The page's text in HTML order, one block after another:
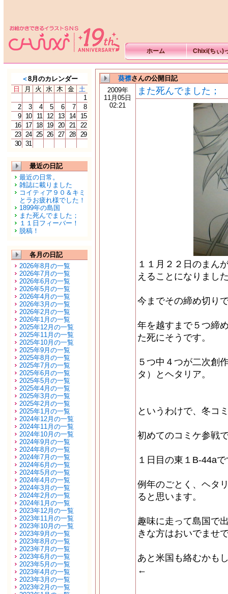
ホーム Chixi(ちぃ)
＜8月のカレンダー
日
月 火 水 木 金 土
1
2
3 4 5 6 7
8
9
10 11 12 13 14
15
16
17 18 19 20 21
22
23 24 25 26 27 28
29
30 31
最近の日記
最近の日常。
雑誌に載りました
コイティア９０＆キミ
とラお疲れ様でした！
1899年の島国
また死んでました；
１１日フィーバー！
脱稿！
各月の日記
2026年8月の一覧
2026年7月の一覧
2026年6月の一覧
2026年5月の一覧
2026年4月の一覧
2026年3月の一覧
2026年2月の一覧
2026年1月の一覧
2025年12月の一覧
2025年11月の一覧
2025年10月の一覧
2025年9月の一覧
2025年8月の一覧
2025年7月の一覧
2025年6月の一覧
2025年5月の一覧
2025年4月の一覧
2025年3月の一覧
2025年2月の一覧
2025年1月の一覧
2024年12月の一覧
2024年11月の一覧
2024年10月の一覧
2024年9月の一覧
2024年8月の一覧
2024年7月の一覧
2024年6月の一覧
2024年5月の一覧
2024年4月の一覧
2024年3月の一覧
2024年2月の一覧
2024年1月の一覧
2023年12月の一覧
2023年11月の一覧
2023年10月の一覧
2023年9月の一覧
2023年8月の一覧
2023年7月の一覧
2023年6月の一覧
2023年5月の一覧
2023年4月の一覧
2023年3月の一覧
2023年2月の一覧
葵襟さんの公開日記
2009年
11月05日
02:21
また死んでました；
１１月２２日のまん
えることになりまし
今までその締め切り
年を越すまで５つ締
た死にそうです。
５つ中４つが二次創
タ）とヘタリア。
というわけで、冬コ
初めてのコミケ参戦
１日目の東１B-44a
例年のごとく、ヘタ
ると思います。
趣味に走って島国で
きな方はおいでませ
あと米国も絡むかも
←